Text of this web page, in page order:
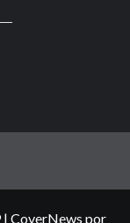
| CoverNews por